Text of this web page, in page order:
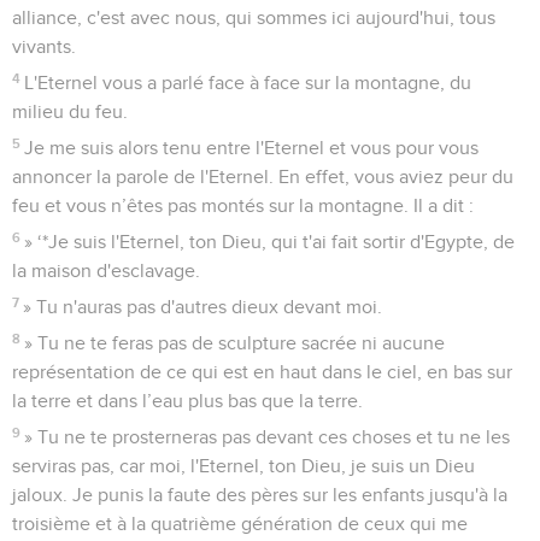
alliance, c'est avec nous, qui sommes ici aujourd'hui, tous
vivants.
4 L'Eternel vous a parlé face à face sur la montagne, du
milieu du feu.
5 Je me suis alors tenu entre l'Eternel et vous pour vous
annoncer la parole de l'Eternel. En effet, vous aviez peur du
feu et vous n’êtes pas montés sur la montagne. Il a dit :
6 » ‘*Je suis l'Eternel, ton Dieu, qui t'ai fait sortir d'Egypte, de
la maison d'esclavage.
7 » Tu n'auras pas d'autres dieux devant moi.
8 » Tu ne te feras pas de sculpture sacrée ni aucune
représentation de ce qui est en haut dans le ciel, en bas sur
la terre et dans l’eau plus bas que la terre.
9 » Tu ne te prosterneras pas devant ces choses et tu ne les
serviras pas, car moi, l'Eternel, ton Dieu, je suis un Dieu
jaloux. Je punis la faute des pères sur les enfants jusqu'à la
troisième et à la quatrième génération de ceux qui me